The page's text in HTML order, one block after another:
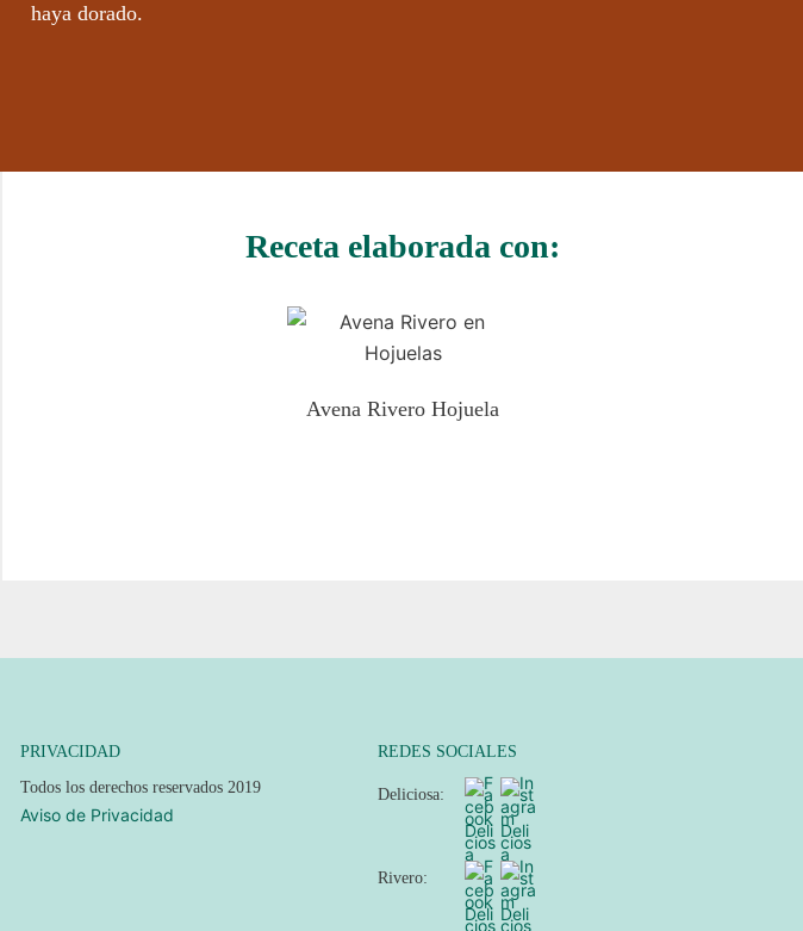
haya dorado.
Receta elaborada con:
Avena Rivero Hojuela
PRIVACIDAD
Todos los derechos reservados 2019
Aviso de Privacidad
REDES SOCIALES
Deliciosa:
Rivero: